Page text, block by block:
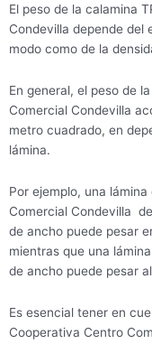
El peso de la calamina
Condevilla depende del
modo como de la
En general, el peso de
Comercial Condevilla
metro cuadrado, en
lámina.
Por ejemplo, una
Comercial Condevilla
de ancho puede pesar
mientras que una
de ancho puede pesar
Es esencial tener en
Cooperativa Centro